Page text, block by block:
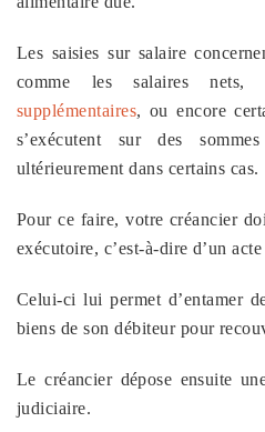
Les saisies sur salaire
comme les salaires
supplémentaires, ou encore
s’exécutent sur des
ultérieurement dans certains cas.
Pour ce faire, votre créancier
exécutoire, c’est-à-dire d’un
Celui-ci lui permet d’entamer
biens de son débiteur pour
Le créancier dépose ensuite
judiciaire.